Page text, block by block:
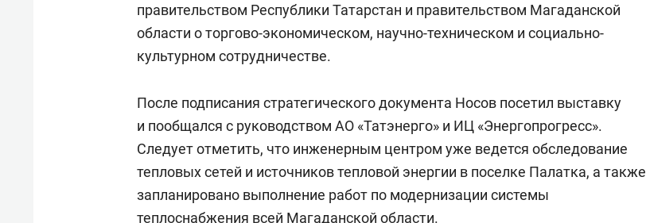
правительством Республики Татарстан и правительством Магаданской
области о торгово-экономическом, научно-техническом и социально-
культурном сотрудничестве.
После подписания стратегического документа Носов посетил выставку
и пообщался с руководством АО «Татэнерго» и ИЦ «Энергопрогресс».
Следует отметить, что инженерным центром уже ведется обследование
тепловых сетей и источников тепловой энергии в поселке Палатка, а также
запланировано выполнение работ по модернизации системы
теплоснабжения всей Магаданской области.